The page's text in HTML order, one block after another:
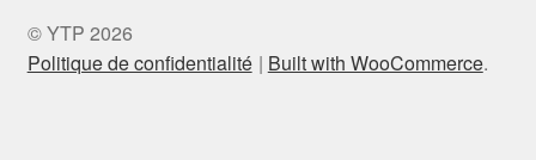
© YTP 2026
Politique de confidentialité
Built with WooCommerce.